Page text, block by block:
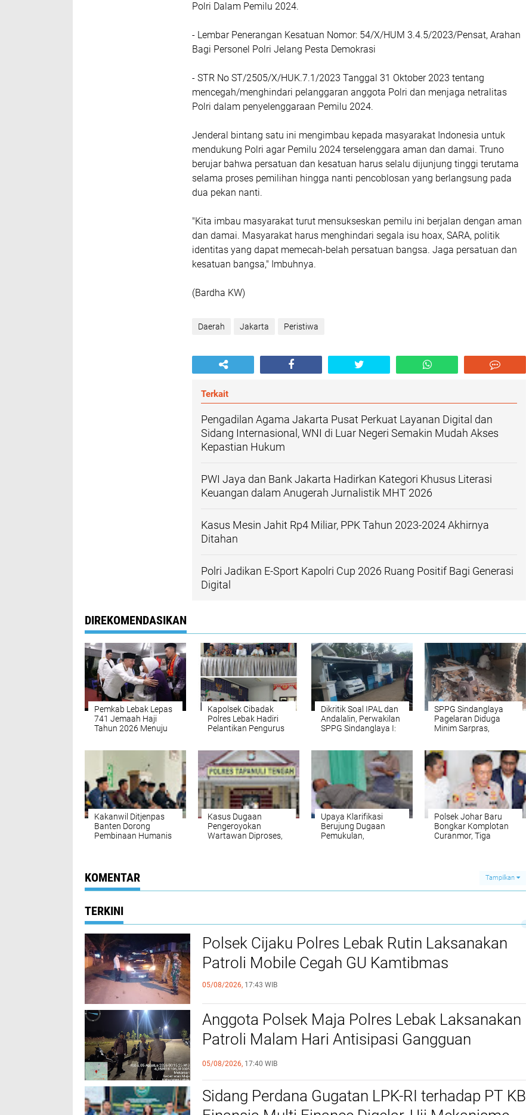
Polri Dalam Pemilu 2024.
- Lembar Penerangan Kesatuan Nomor: 54/X/HUM 3.4.5/2023/Pensat, Arahan
Bagi Personel Polri Jelang Pesta Demokrasi
- STR No ST/2505/X/HUK.7.1/2023 Tanggal 31 Oktober 2023 tentang
mencegah/menghindari pelanggaran anggota Polri dan menjaga netralitas
Polri dalam penyelenggaraan Pemilu 2024.
Jenderal bintang satu ini mengimbau kepada masyarakat Indonesia untuk
mendukung Polri agar Pemilu 2024 terselenggara aman dan damai. Truno
berujar bahwa persatuan dan kesatuan harus selalu dijunjung tinggi terutama
selama proses pemilihan hingga nanti pencoblosan yang berlangsung pada
dua pekan nanti.
"Kita imbau masyarakat turut mensukseskan pemilu ini berjalan dengan aman
dan damai. Masyarakat harus menghindari segala isu hoax, SARA, politik
identitas yang dapat memecah-belah persatuan bangsa. Jaga persatuan dan
kesatuan bangsa," Imbuhnya.
(Bardha KW)
Daerah Jakarta Peristiwa
Terkait
Pengadilan Agama Jakarta Pusat Perkuat Layanan Digital dan
Sidang Internasional, WNI di Luar Negeri Semakin Mudah Akses
Kepastian Hukum
PWI Jaya dan Bank Jakarta Hadirkan Kategori Khusus Literasi
Keuangan dalam Anugerah Jurnalistik MHT 2026
Kasus Mesin Jahit Rp4 Miliar, PPK Tahun 2023-2024 Akhirnya
Ditahan
Polri Jadikan E-Sport Kapolri Cup 2026 Ruang Positif Bagi Generasi
Digital
DIREKOMENDASIKAN
Pemkab Lebak Lepas
741 Jemaah Haji
Tahun 2026 Menuju
Kapolsek Cibadak
Polres Lebak Hadiri
Pelantikan Pengurus
2026–2031.
Dikritik Soal IPAL dan
Andalalin, Perwakilan
SPPG Sindanglaya I:
SPPG Sindanglaya
Pagelaran Diduga
Minim Sarpras,
Dipertanyakan
Kakanwil Ditjenpas
Banten Dorong
Pembinaan Humanis
Kasus Dugaan
Pengeroyokan
Wartawan Diproses,
Upaya Klarifikasi
Berujung Dugaan
Pemukulan,
Polsek Johar Baru
Bongkar Komplotan
Curanmor, Tiga
KOMENTAR Tampilkan
TERKINI
Polsek Cijaku Polres Lebak Rutin Laksanakan
Patroli Mobile Cegah GU Kamtibmas
05/08/2026, 17:43 WIB
Anggota Polsek Maja Polres Lebak Laksanakan
Patroli Malam Hari Antisipasi Gangguan
Kamtibmas
05/08/2026, 17:40 WIB
Sidang Perdana Gugatan LPK-RI terhadap PT KB